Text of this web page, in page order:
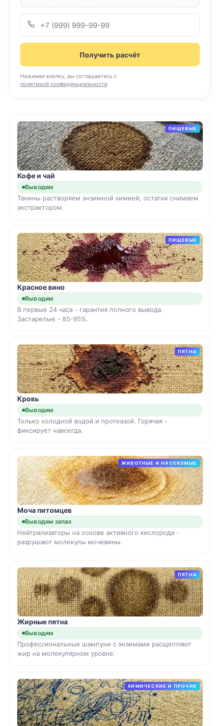
Получить расчёт
Нажимая кнопку, вы соглашаетесь с
политикой конфиденциальности
ПИЩЕВЫЕ
Кофе и чай
Выводим
Танины растворяем энзимной химией, остатки снимаем
экстрактором.
ПИЩЕВЫЕ
Красное вино
Выводим
В первые 24 часа - гарантия полного вывода.
Застарелые - 85-95%.
ПЯТНА
Кровь
Выводим
Только холодной водой и протеазой. Горячая -
фиксирует навсегда.
ЖИВОТНЫЕ И НАСЕКОМЫЕ
Моча питомцев
Выводим запах
Нейтрализаторы на основе активного кислорода -
разрушают молекулы мочевины.
ПЯТНА
Жирные пятна
Выводим
Профессиональные шампуни с энзимами расщепляют
жир на молекулярном уровне.
ХИМИЧЕСКИЕ И ПРОЧИЕ